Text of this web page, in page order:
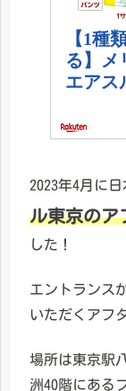
2023年4月に
ル東京のア
した！
エントランス
いただくアフ
場所は東京駅
洲40階にある